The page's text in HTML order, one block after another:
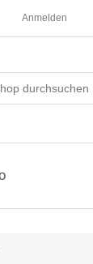
Anmelden